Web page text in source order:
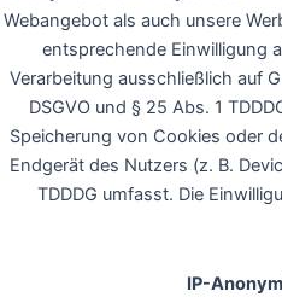
Webangebot als auch unsere
entsprechende Einwilligung
Verarbeitung ausschließlich auf
DSGVO und § 25 Abs. 1
Speicherung von Cookies oder
Endgerät des Nutzers (z. B.
TDDDG umfasst. Die
IP-